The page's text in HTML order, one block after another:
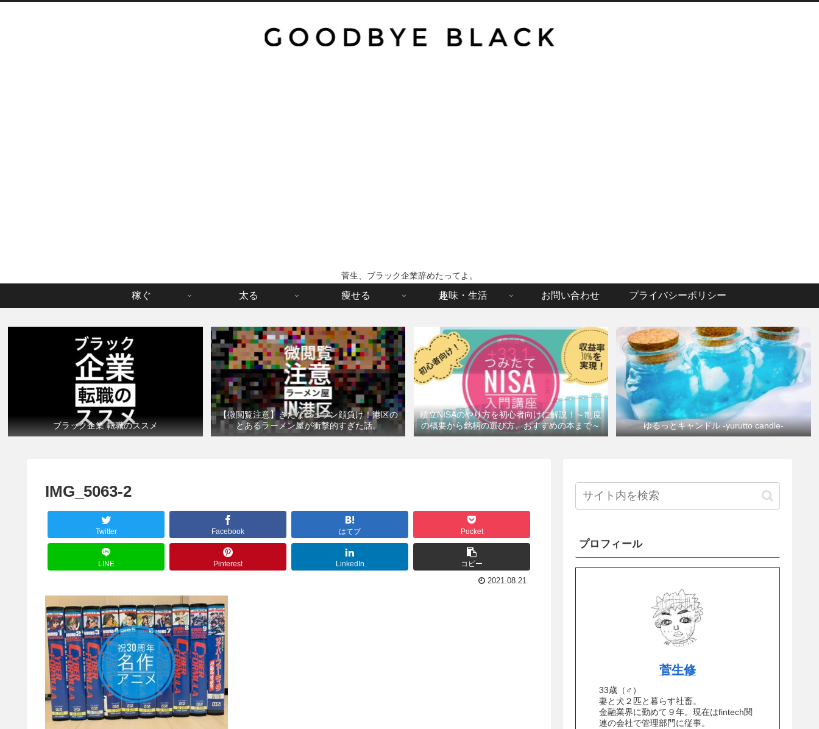
菅生、ブラック企業辞めたってよ。
稼ぐ 太る 痩せる 趣味・生活 お問い合わせ プライバシーポリシー
ブラック企業 転職のススメ
【微閲覧注意】きたなシュラン顔負け！港区の
とあるラーメン屋が衝撃的すぎた話。
積立NISAのやり方を初心者向けに解説！～制度
の概要から銘柄の選び方、おすすめの本まで～
ゆるっとキャンドル -yurutto candle-
IMG_5063-2
Twitter Facebook はてブ Pocket
LINE Pinterest LinkedIn コピー
2021.08.21
プロフィール
菅生修
33歳（♂）
妻と犬２匹と暮らす社畜。
金融業界に勤めて９年。現在はfintech関
連の会社で管理部門に従事。